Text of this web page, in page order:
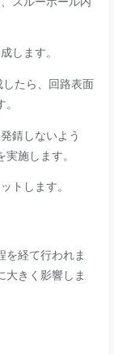
します。
たら、回路表面
錆しないよう
施します。
トします。
を経て行われま
大きく影響しま